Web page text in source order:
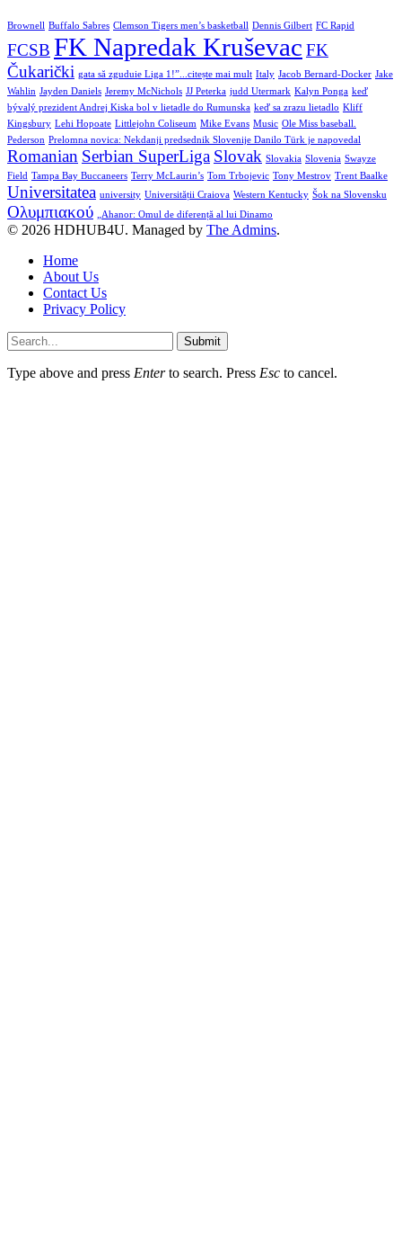
Brownell Buffalo Sabres Clemson Tigers men’s basketball Dennis Gilbert FC Rapid
FCSB FK Napredak Kruševac FK
Čukarički gata să zguduie Liga 1!”...citește mai mult Italy Jacob Bernard-Docker Jake
Wahlin Jayden Daniels Jeremy McNichols JJ Peterka judd Utermark Kalyn Ponga keď
bývalý prezident Andrej Kiska bol v lietadle do Rumunska keď sa zrazu lietadlo Kliff
Kingsbury Lehi Hopoate Littlejohn Coliseum Mike Evans Music Ole Miss baseball.
Pederson Prelomna novica: Nekdanji predsednik Slovenije Danilo Türk je napovedal
Romanian Serbian SuperLiga Slovak Slovakia Slovenia Swayze
Field Tampa Bay Buccaneers Terry McLaurin’s Tom Trbojevic Tony Mestrov Trent Baalke
Universitatea university Universității Craiova Western Kentucky Šok na Slovensku
Ολυμπιακού „Ahanor: Omul de diferență al lui Dinamo
© 2026 HDHUB4U. Managed by The Admins.
Home
About Us
Contact Us
Privacy Policy
Submit
Type above and press Enterto search. Press Esc to cancel.